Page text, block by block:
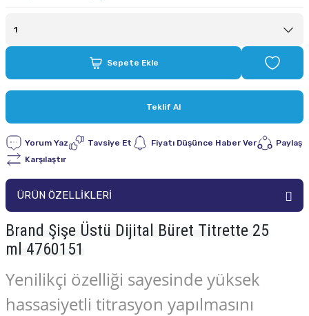
Sepete Ekle
Teklif Al
Yorum Yaz Tavsiye Et Fiyatı Düşünce Haber Ver
Paylaş
Karşılaştır
ÜRÜN ÖZELLİKLERİ
Brand Şişe Üstü Dijital Büret Titrette 25
ml 4760151
Yenilikçi özelliği sayesinde yüksek
hassasiyetli titrasyon yapılmasını